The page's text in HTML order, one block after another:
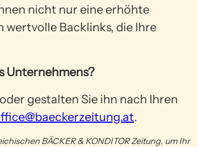
nicht nur eine erhöhte
wertvolle Backlinks, die Ihre
Unternehmens?
gestalten Sie ihn nach Ihren
.
BÄCKER & KONDITOR Zeitung, um Ihr